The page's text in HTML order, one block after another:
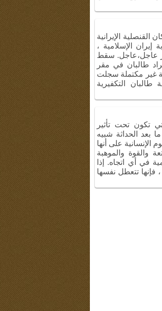
أغسطس لعام 1998، هنا مكان القنصلية الإيرانية
الإسلامية ،
عاجل،عاجل. سقط
طالبان في مقر
غير مكتملة سجلت
التكفيرية
تكون تحت تأثير
بعد الحداثة شبيه
الإنسانية على أنها
والقوة والموهبة
في أي اتجاه. إذا
فإنها تتعطل نفسها